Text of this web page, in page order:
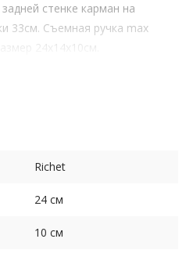
стенке карман на
33см. Съемная ручка max
24х14х10см.
Richet
24 см
10 см